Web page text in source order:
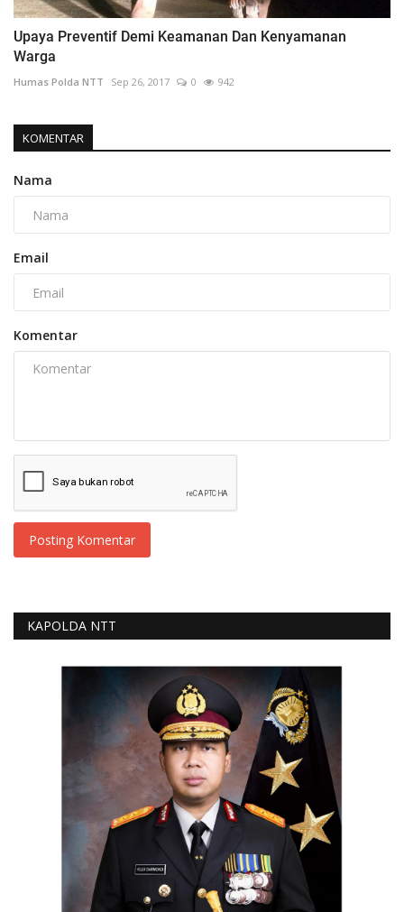
Upaya Preventif Demi Keamanan Dan Kenyamanan
Warga
Humas Polda NTT Sep 26, 2017 0 942
KOMENTAR
Nama
Email
Komentar
Posting Komentar
KAPOLDA NTT